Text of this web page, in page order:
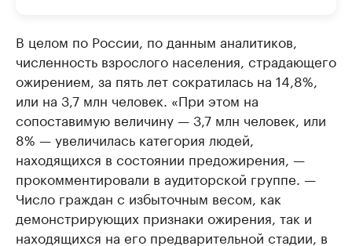
В целом по России, по данным аналитиков,
численность взрослого населения, страдающего
ожирением, за пять лет сократилась на 14,8%,
или на 3,7 млн человек. «При этом на
сопоставимую величину — 3,7 млн человек, или
8% — увеличилась категория людей,
находящихся в состоянии предожирения, —
прокомментировали в аудиторской группе. —
Число граждан с избыточным весом, как
демонстрирующих признаки ожирения, так и
находящихся на его предварительной стадии, в